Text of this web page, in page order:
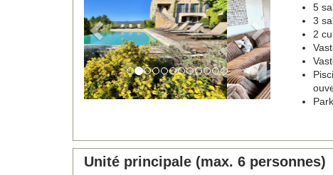
5
3
2
Unité principale (max. 6 personnes)